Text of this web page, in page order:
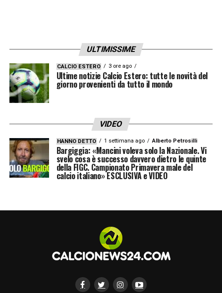
ha un grande gruppo, e penso all’Italia: voi
l’Europeo del 2021 l’avete vinto grazie alla
forza del gruppo, quello è l’esempio da
seguire».
LA PLAYLIST DELLE NOSTRE TOP NEWS
ULTIMISSIME
CALCIO ESTERO 3 ore ago
Ultime notizie Calcio Estero: tutte le novità del
giorno provenienti da tutto il mondo
VIDEO
HANNO DETTO 1 settimana ago Alberto Petrosilli
Bargiggia: «Mancini voleva solo la Nazionale. Vi
svelo cosa è successo davvero dietro le quinte
della FIGC. Campionato Primavera male del
calcio italiano» ESCLUSIVA e VIDEO